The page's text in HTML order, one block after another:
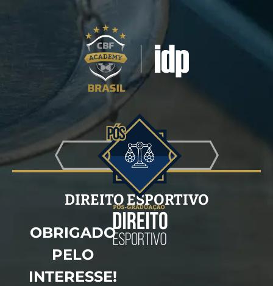
PÓS-GRADUAÇÃO
DIREITO ESPORTIVO
OBRIGADO
PELO
INTERESSE!